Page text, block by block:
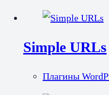
Simple URLs
Плагины